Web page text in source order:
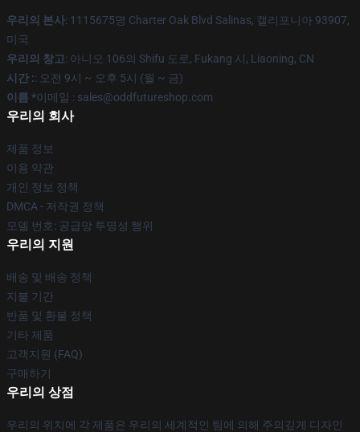
우리의 본사: 1115675명 Charter Oak Blvd Salinas, 캘리포니아 93907,
미국
우리의 창고: 아니오 106의 Shifu 도로, Fukang 시, Liaoning, CN
시간 :: 오전 9시 ~ 오후 5시 (월 ~ 금)
이름 *이메일 : sales@oddfutureshop.com
우리의 회사
제품 정보
이용 약관
개인 정보 정책
DMCA - 저작권 정책
모델 번호: 공급망 투명성 행위
우리의 지원
배송 및 배송 정책
지불 기간
반품 및 환불 정책
기타 제품
고객지원 (FAQ)
구매하기
우리의 상점
우리의 위치에 각 제품은 우리의 세계적인 팀에 의해 주의깊게 디자인